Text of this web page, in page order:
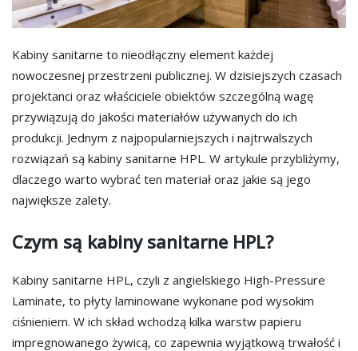
Kabiny sanitarne to nieodłączny element każdej
nowoczesnej przestrzeni publicznej. W dzisiejszych czasach
projektanci oraz właściciele obiektów szczególną wagę
przywiązują do jakości materiałów używanych do ich
produkcji. Jednym z najpopularniejszych i najtrwalszych
rozwiązań są kabiny sanitarne HPL. W artykule przybliżymy,
dlaczego warto wybrać ten materiał oraz jakie są jego
największe zalety.
Czym są kabiny sanitarne HPL?
Kabiny sanitarne HPL, czyli z angielskiego High-Pressure
Laminate, to płyty laminowane wykonane pod wysokim
ciśnieniem. W ich skład wchodzą kilka warstw papieru
impregnowanego żywicą, co zapewnia wyjątkową trwałość i